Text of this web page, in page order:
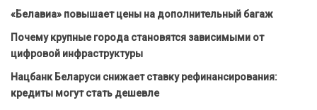
«Белавиа» повышает цены на дополнительный багаж
Почему крупные города становятся зависимыми от
цифровой инфраструктуры
Нацбанк Беларуси снижает ставку рефинансирования:
кредиты могут стать дешевле